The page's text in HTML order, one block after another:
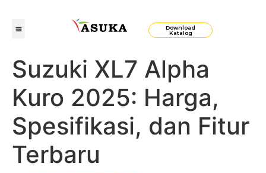
Download
Katalog
Suzuki XL7 Alpha
Kuro 2025: Harga,
Spesifikasi, dan Fitur
Terbaru